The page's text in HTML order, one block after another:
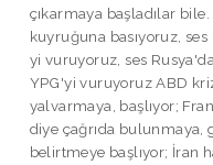
çıkarmaya başladılar
kuyruğuna basıyoruz, ses
yi vuruyoruz, ses
YPG'yi vuruyoruz ABD
yalvarmaya, başlıyor;
diye çağrıda bulunmaya,
belirtmeye başlıyor; İran